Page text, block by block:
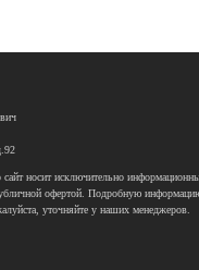
носит исключительно
офертой. Подробную
уточняйте у наших менеджеров.